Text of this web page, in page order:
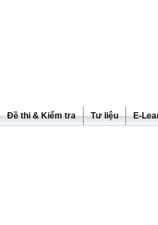
Đề thi & Kiểm tra Tư liệu E-